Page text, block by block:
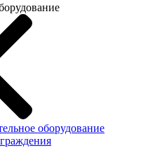
оборудование